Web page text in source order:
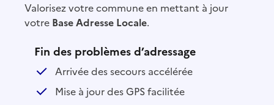
Valorisez votre commune en mettant à jour
votre Base Adresse Locale.
Fin des problèmes d’adressage
Arrivée des secours accélérée
Mise à jour des GPS facilitée